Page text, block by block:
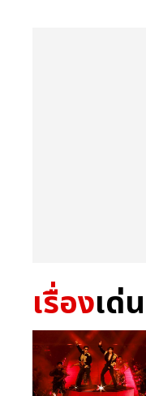
เรื่องเด่น